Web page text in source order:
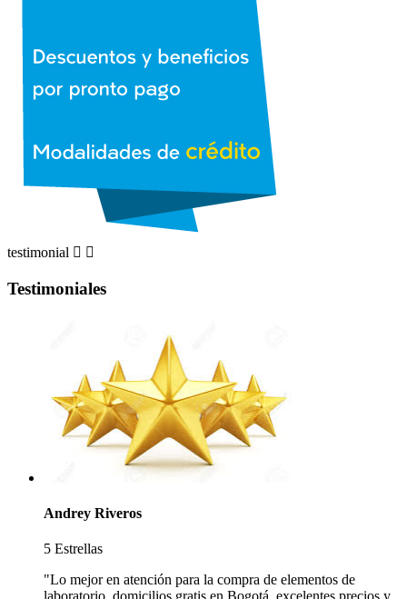
testimonial  
Testimoniales
Andrey Riveros
5 Estrellas
"Lo mejor en atención para la compra de elementos de